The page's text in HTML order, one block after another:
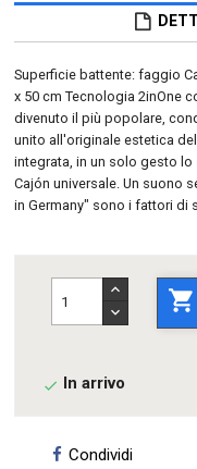
Superficie battente: faggio
x 50 cm Tecnologia 2inOne
divenuto il più popolare,
unito all'originale estetica
integrata, in un solo gesto
Cajón universale. Un suono
in Germany" sono i fattori di

 In arrivo
Condividi